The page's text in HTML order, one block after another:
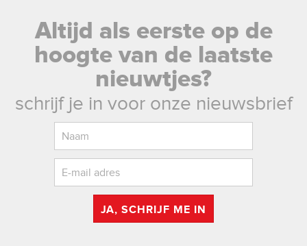
Altijd als eerste op de
hoogte van de laatste
nieuwtjes?
schrijf je in voor onze nieuwsbrief
JA, SCHRIJF ME IN